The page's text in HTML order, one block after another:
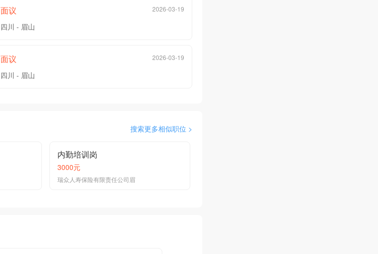
面议
四川 - 眉山
2026-03-19
面议
四川 - 眉山
2026-03-19
搜索更多相似职位 >
内勤培训岗
3000元
瑞众人寿保险有限责任公司眉